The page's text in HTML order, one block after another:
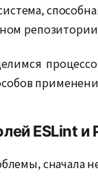
ESLint и
сначала